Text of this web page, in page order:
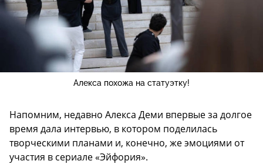
Алекса похожа на статуэтку!
Напомним, недавно Алекса Деми впервые за долгое
время дала интервью, в котором поделилась
творческими планами и, конечно, же эмоциями от
участия в сериале «Эйфория».